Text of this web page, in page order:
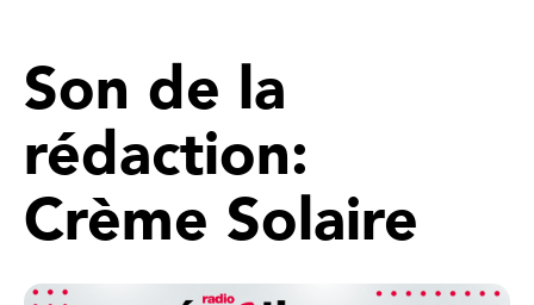
Son de la
rédaction:
Crème Solaire